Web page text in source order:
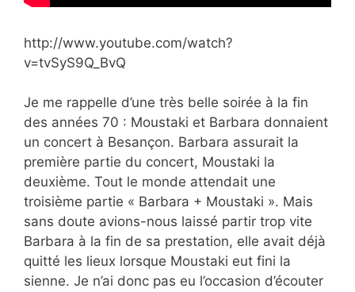
http://www.youtube.com/watch?
v=tvSyS9Q_BvQ
Je me rappelle d’une très belle soirée à la fin
des années 70 : Moustaki et Barbara donnaient
un concert à Besançon. Barbara assurait la
première partie du concert, Moustaki la
deuxième. Tout le monde attendait une
troisième partie « Barbara + Moustaki ». Mais
sans doute avions-nous laissé partir trop vite
Barbara à la fin de sa prestation, elle avait déjà
quitté les lieux lorsque Moustaki eut fini la
sienne. Je n’ai donc pas eu l’occasion d’écouter